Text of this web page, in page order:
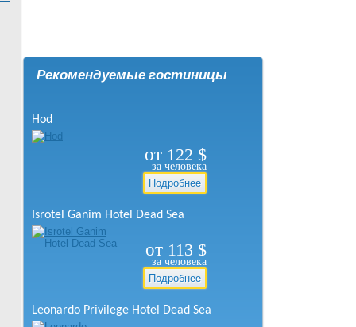
Рекомендуемые гостиницы
Hod
от 122 $
за человека
Подробнее
Isrotel Ganim Hotel Dead Sea
от 113 $
за человека
Подробнее
Leonardo Privilege Hotel Dead Sea